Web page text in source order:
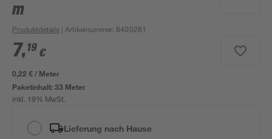
m
Produktdetails | Artikelnummer: 8400281
7,19 €
0,22 € / Meter
Paketinhalt:33 Meter
inkl. 19% MwSt.
Lieferung nach Hause